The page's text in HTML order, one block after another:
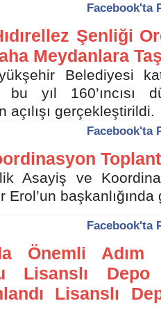
Facebook'ta
Şenliği
Meydanlara
Belediyesi
bu yıl 160’ıncısı
açılışı gerçekleştirildi.
Facebook'ta
Asayiş ve
Erol’un
Facebook'ta
Önemli Adım
Lisanslı Depo
Lisanslı